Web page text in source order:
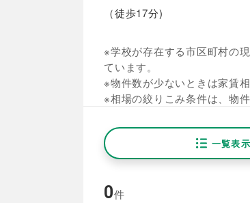
（徒歩17分)
※学校が存在する市区町村の
ています。
※物件数が少ないときは家賃
※相場の絞りこみ条件は、物
一覧表示
0件